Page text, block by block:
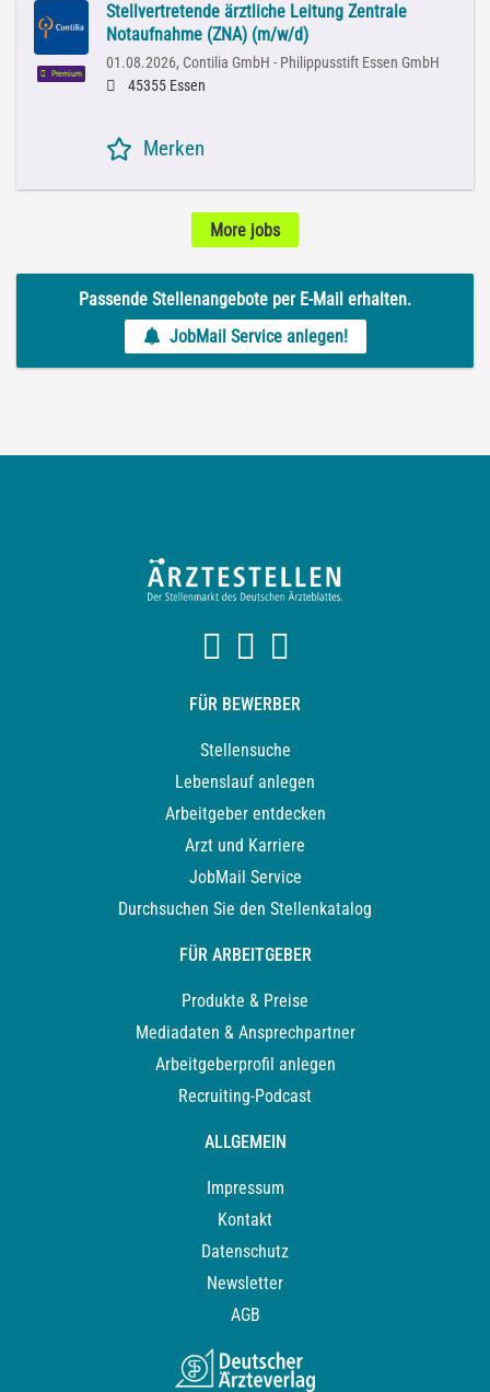
Premium
Stellvertretende ärztliche Leitung Zentrale
Notaufnahme (ZNA) (m/w/d)
01.08.2026, Contilia GmbH - Philippusstift Essen GmbH
45355 Essen
Merken
More jobs
Passende Stellenangebote per E-Mail erhalten.
JobMail Service anlegen!
FÜR BEWERBER
Stellensuche
Lebenslauf anlegen
Arbeitgeber entdecken
Arzt und Karriere
JobMail Service
Durchsuchen Sie den Stellenkatalog
FÜR ARBEITGEBER
Produkte & Preise
Mediadaten & Ansprechpartner
Arbeitgeberprofil anlegen
Recruiting-Podcast
ALLGEMEIN
Impressum
Kontakt
Datenschutz
Newsletter
AGB